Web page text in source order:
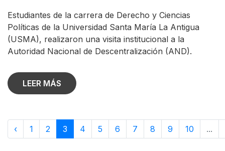
Estudiantes de la carrera de Derecho y Ciencias
Políticas de la Universidad Santa María La Antigua
(USMA), realizaron una visita institucional a la
Autoridad Nacional de Descentralización (AND).
LEER MÁS
‹ 1 2 3 4 5 6 7 8 9 10 ...